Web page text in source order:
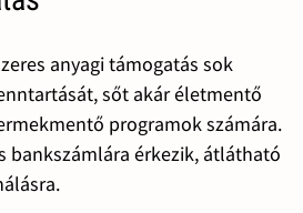
anyagi támogatás sok
sőt akár életmentő
programok számára.
bankszámlára érkezik, átlátható